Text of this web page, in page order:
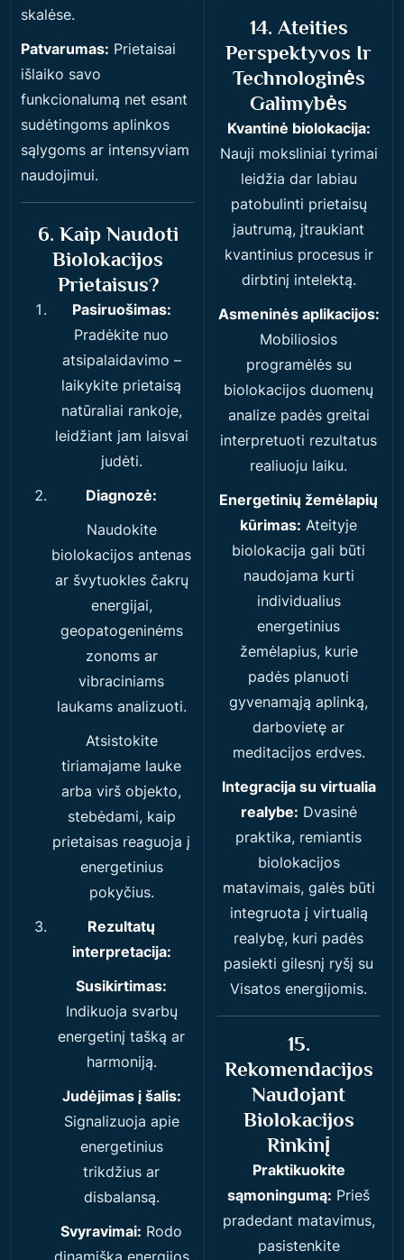
skalėse.
Patvarumas: Prietaisai
išlaiko savo
funkcionalumą net esant
sudėtingoms aplinkos
sąlygoms ar intensyviam
naudojimui.
6. Kaip Naudoti
Biolokacijos
Prietaisus?
Pasiruošimas:
Pradėkite nuo
atsipalaidavimo –
laikykite prietaisą
natūraliai rankoje,
leidžiant jam laisvai
judėti.
Diagnozė:
Naudokite
biolokacijos antenas
ar švytuokles čakrų
energijai,
geopatogeninėms
zonoms ar
vibraciniams
laukams analizuoti.
Atsistokite
tiriamajame lauke
arba virš objekto,
stebėdami, kaip
prietaisas reaguoja į
energetinius
pokyčius.
Rezultatų
interpretacija:
Susikirtimas:
Indikuoja svarbų
energetinį tašką ar
harmoniją.
Judėjimas į šalis:
Signalizuoja apie
energetinius
trikdžius ar
disbalansą.
Svyravimai: Rodo
14. Ateities
Perspektyvos Ir
Technologinės
Galimybės
Kvantinė biolokacija:
Nauji moksliniai tyrimai
leidžia dar labiau
patobulinti prietaisų
jautrumą, įtraukiant
kvantinius procesus ir
dirbtinį intelektą.
Asmeninės aplikacijos:
Mobiliosios
programėlės su
biolokacijos duomenų
analize padės greitai
interpretuoti rezultatus
realiuoju laiku.
Energetinių žemėlapių
kūrimas: Ateityje
biolokacija gali būti
naudojama kurti
individualius
energetinius
žemėlapius, kurie
padės planuoti
gyvenamąją aplinką,
darbovietę ar
meditacijos erdves.
Integracija su virtualia
realybe: Dvasinė
praktika, remiantis
biolokacijos
matavimais, galės būti
integruota į virtualią
realybę, kuri padės
pasiekti gilesnį ryšį su
Visatos energijomis.
15.
Rekomendacijos
Naudojant
Biolokacijos
Rinkinį
Praktikuokite
sąmoningumą: Prieš
pradedant matavimus,
pasistenkite